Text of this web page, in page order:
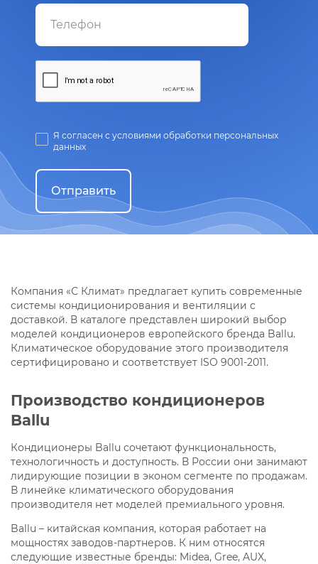
Я согласен с условиями обработки персональных
данных
Отправить
Компания «С Климат» предлагает купить современные
системы кондиционирования и вентиляции с
доставкой. В каталоге представлен широкий выбор
моделей кондиционеров европейского бренда Ballu.
Климатическое оборудование этого производителя
сертифицировано и соответствует ISO 9001-2011.
Производство кондиционеров
Ballu
Кондиционеры Ballu сочетают функциональность,
технологичность и доступность. В России они занимают
лидирующие позиции в эконом сегменте по продажам.
В линейке климатического оборудования
производителя нет моделей премиального уровня.
Ballu – китайская компания, которая работает на
мощностях заводов-партнеров. К ним относятся
следующие известные бренды: Midea, Gree, AUX,